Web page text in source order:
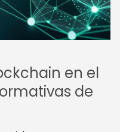
en el
de